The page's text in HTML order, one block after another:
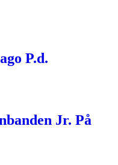
P.d.
Jr. På